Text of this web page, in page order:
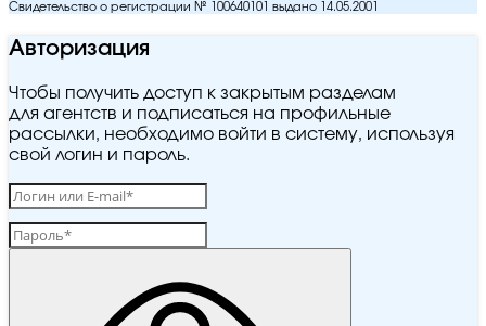
Свидетельство о регистрации № 100640101 выдано 14.05.2001
Авторизация
Чтобы получить доступ к закрытым разделам
для агентств и подписаться на профильные
рассылки, необходимо войти в систему, используя
свой логин и пароль.